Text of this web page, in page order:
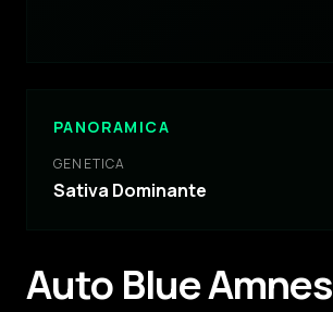
PANORAMICA
GENETICA
Sativa Dominante
Auto Blue